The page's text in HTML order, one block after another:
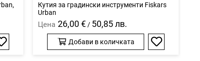
Добави
Кутия за градински инструменти Fiskars
Urban
Цена 26,00 € / 50,85 лв.
Добави в количката
Добави